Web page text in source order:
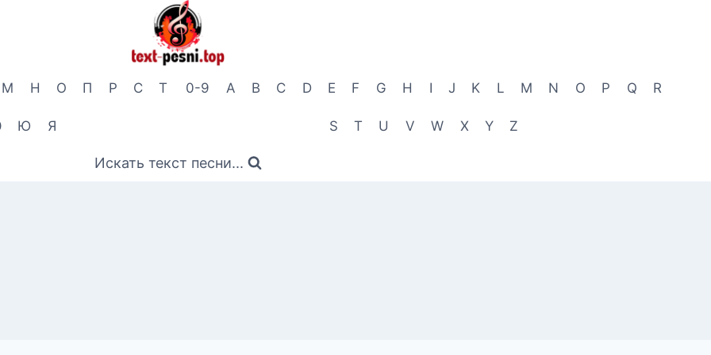
М Н О П Р С Т
Ю Я
0-9 A B C D E F G H I J K L M N O P Q R
S T U V W X Y Z
Искать текст песни...